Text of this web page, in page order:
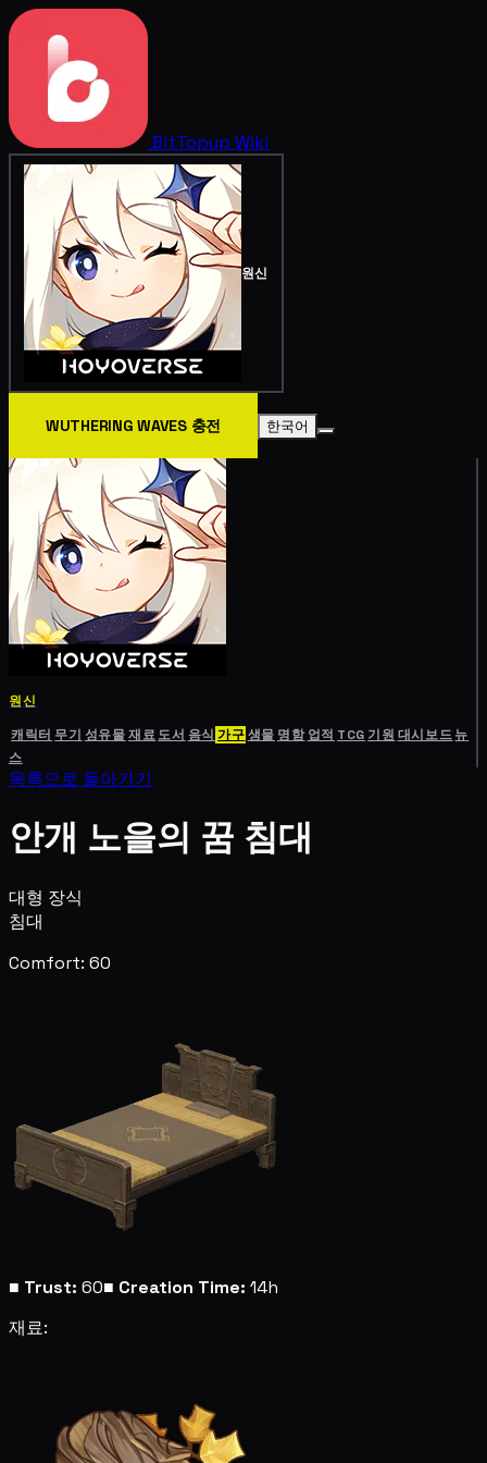
BitTopup Wiki
원신
WUTHERING WAVES 충전 한국어
원신
캐릭터 무기 성유물재료도서 음식 가구생물 명함 업적 TCG기원 대시보드뉴
스
목록으로 돌아가기
안개 노을의 꿈 침대
대형 장식
침대
Comfort: 60
■ Trust: 60■ Creation Time: 14h
재료: